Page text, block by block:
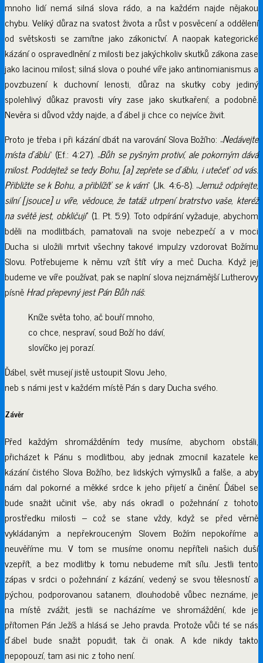
mnoho lidí nemá silná slova rádo, a na každém najde nějakou
chybu. Veliký důraz na svatost života a růst v posvěcení a oddělení
od světskosti se zamítne jako zákonictví. A naopak kategorické
kázání o ospravedlnění z milosti bez jakýchkoliv skutků zákona zase
jako lacinou milost; silná slova o pouhé víře jako antinomianismus a
povzbuzení k duchovní lenosti, důraz na skutky coby jediný
spolehlivý důkaz pravosti víry zase jako skutkaření; a podobně.
Nevěra si důvod vždy najde, a ďábel ji chce co nejvíce živit.
Proto je třeba i při kázání dbát na varování Slova Božího: „Nedávejte
místa ďáblu“ (Ef.: 4:27). „Bůh se pyšným protiví, ale pokorným dává
milost. Poddejtež se tedy Bohu, [a] zepřete se ďáblu, i utečeť od vás.
Přibližte se k Bohu, a přiblížíť se k vám“ (Jk. 4:6-8). „Jemuž odpírejte,
silní [jsouce] u víře, vědouce, že tatáž utrpení bratrstvo vaše, kteréž
na světě jest, obkličují“ (1. Pt. 5:9). Toto odpírání vyžaduje, abychom
bděli na modlitbách, pamatovali na svoje nebezpečí a v moci
Ducha si uložili mrtvit všechny takové impulzy vzdorovat Božímu
Slovu. Potřebujeme k němu vzít štít víry a meč Ducha. Když jej
budeme ve víře používat, pak se naplní slova nejznámější Lutherovy
písněHrad přepevný jest Pán Bůh náš:
Kníže světa toho, ač bouří mnoho,
co chce, nespraví, soud Boží ho dáví,
slovíčko jej porazí.
Ďábel, svět musejí jistě ustoupit Slovu Jeho,
neb s námi jest v každém místě Pán s dary Ducha svého.
Závěr
Před každým shromážděním tedy musíme, abychom obstáli,
přicházet k Pánu s modlitbou, aby jednak zmocnil kazatele ke
kázání čistého Slova Božího, bez lidských výmyslků a falše, a aby
nám dal pokorné a měkké srdce k jeho přijetí a činění. Ďábel se
bude snažit učinit vše, aby nás okradl o požehnání z tohoto
prostředku milosti – což se stane vždy, když se před věrně
vykládaným a nepřekrouceným Slovem Božím nepokoříme a
neuvěříme mu. V tom se musíme onomu nepříteli našich duší
vzepřít, a bez modlitby k tomu nebudeme mít sílu. Jestli tento
zápas v srdci o požehnání z kázání, vedený se svou tělesností a
pýchou, podporovanou satanem, dlouhodobě vůbec neznáme, je
na místě zvážit, jestli se nacházíme ve shromáždění, kde je
přítomen Pán Ježíš a hlásá se Jeho pravda. Protože vůči té se nás
ďábel bude snažit popudit, tak či onak. A kde nikdy takto
nepopouzí, tam asi nic z toho není.